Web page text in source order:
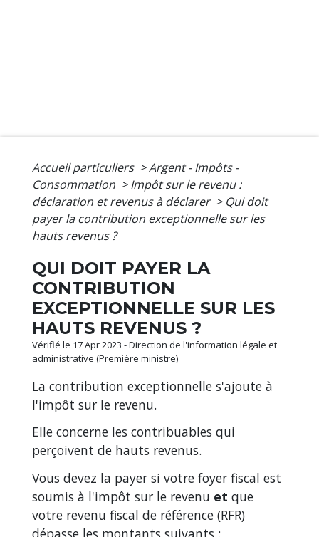
Accueil particuliers >Argent - Impôts -
Consommation > Impôt sur le revenu :
déclaration et revenus à déclarer > Qui doit
payer la contribution exceptionnelle sur les
hauts revenus ?
QUI DOIT PAYER LA
CONTRIBUTION
EXCEPTIONNELLE SUR LES
HAUTS REVENUS ?
Vérifié le 17 Apr 2023 - Direction de l'information légale et
administrative (Première ministre)
La contribution exceptionnelle s'ajoute à
l'impôt sur le revenu.
Elle concerne les contribuables qui
perçoivent de hauts revenus.
Vous devez la payer si votre foyer fiscal est
soumis à l'impôt sur le revenu et que
votre revenu fiscal de référence (RFR)
dépasse les montants suivants :